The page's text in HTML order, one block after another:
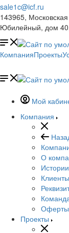
sale1c@icf.ru
143965, Московская
Юбилейный, дом
КомпанияПроекты
Мой
Компания
О
Клиенты
Оферты
Проекты